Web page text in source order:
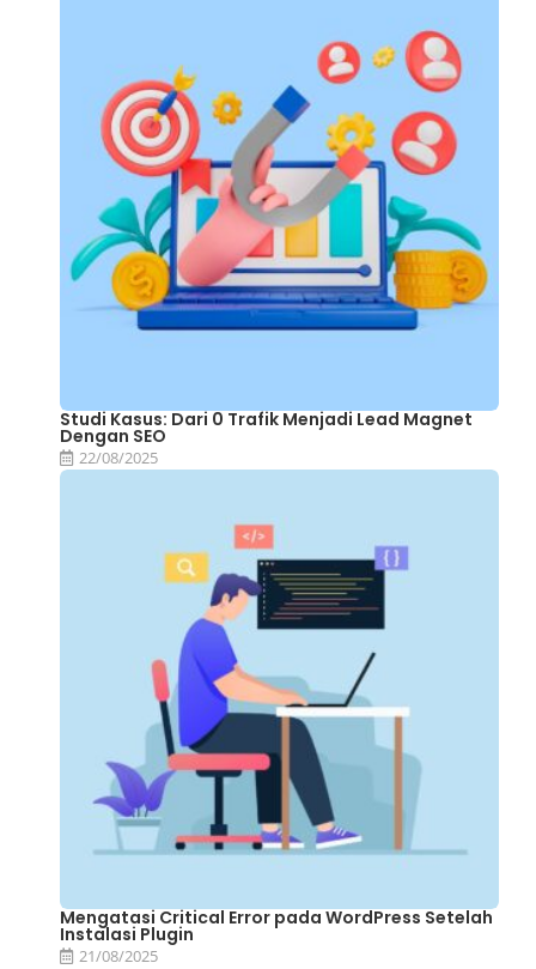
Studi Kasus: Dari 0 Trafik Menjadi Lead Magnet
Dengan SEO
22/08/2025
Mengatasi Critical Error pada WordPress Setelah
Instalasi Plugin
21/08/2025